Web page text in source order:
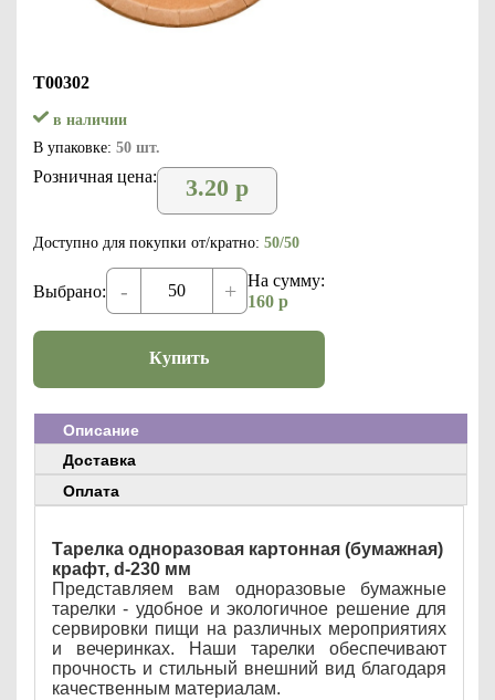
Т00302
в наличии
В упаковке: 50 шт.
Розничная цена: 3.20 р
Доступно для покупки от/кратно: 50/50
Выбрано: - +
На сумму:
160 р
Купить
Описание
Доставка
Оплата
Тарелка одноразовая картонная (бумажная)
крафт, d-230 мм
Представляем вам одноразовые бумажные
тарелки - удобное и экологичное решение для
сервировки пищи на различных мероприятиях
и вечеринках. Наши тарелки обеспечивают
прочность и стильный внешний вид благодаря
качественным материалам.